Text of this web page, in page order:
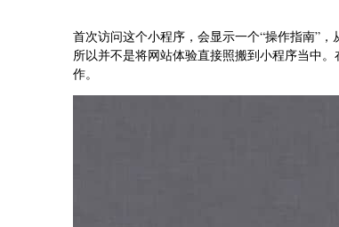
首次访问这个小程序，会显示一个“操作指南”
所以并不是将网站体验直接照搬到小程序当中
作。